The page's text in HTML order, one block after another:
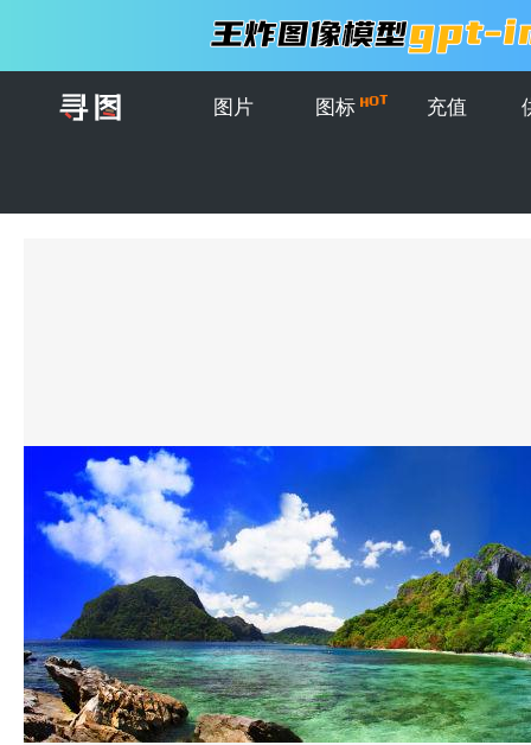
图片 图标 充值